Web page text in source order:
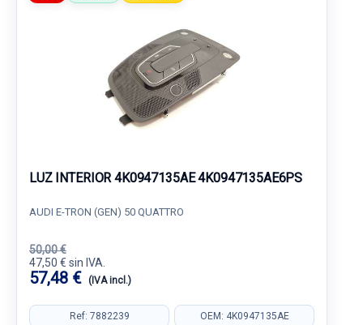
LUZ INTERIOR 4K0947135AE 4K0947135AE6PS
AUDI E-TRON (GEN) 50 QUATTRO
50,00 €
47,50 € sin IVA.
57,48 € (IVA incl.)
Ref: 7882239 OEM: 4K0947135AE